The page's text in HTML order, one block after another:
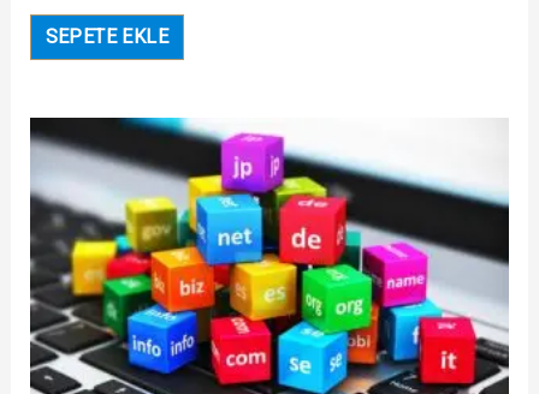
SEPETE EKLE